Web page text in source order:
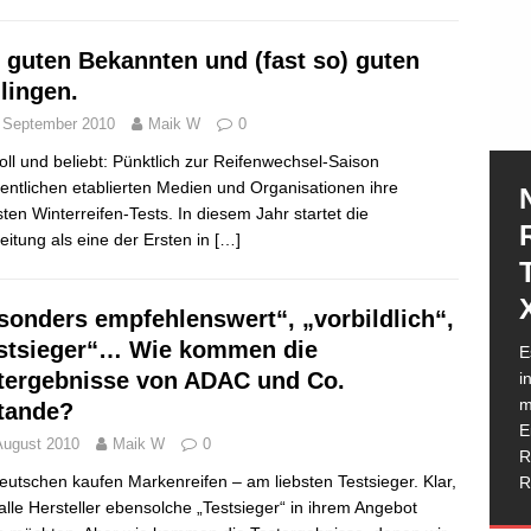
guten Bekannten und (fast so) guten
2010 Maik W 0
und beliebt: Pünktlich zur Reifenwechsel-Saison
etablierten Medien und Organisationen ihre
Winterreifen-Tests. In diesem Jahr startet die
als eine der Ersten in […]
empfehlenswert“, „vorbildlich“,
Wie kommen die
von ADAC und Co.
2010 Maik W 0
kaufen Markenreifen – am liebsten Testsieger. Klar,
Hersteller ebensolche „Testsieger“ in ihrem Angebot